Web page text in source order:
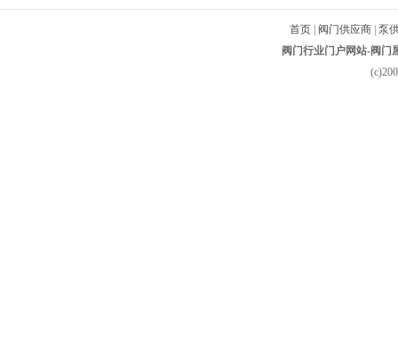
首页 阀门供应商 泵
阀门行业门户网站-阀门